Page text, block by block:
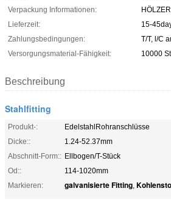
Verpackung Informationen:
Lieferzeit:
15-
Zahlungsbedingungen:
T/T, l/C
Versorgungsmaterial-Fähigkeit:
10000
Beschreibung
Stahlfitting
Produkt-:
EdelstahlRohranschlüsse
Dicke::
1.24-52.37mm
Abschnitt-Form:: Ellbogen/T-Stück
Od::
114-1020mm
Markieren:
galvanisierte Fitting,